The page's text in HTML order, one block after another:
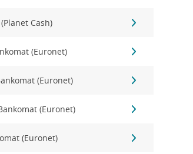
Cash)
(Euronet)
(Euronet)
(Euronet)
(Euronet)